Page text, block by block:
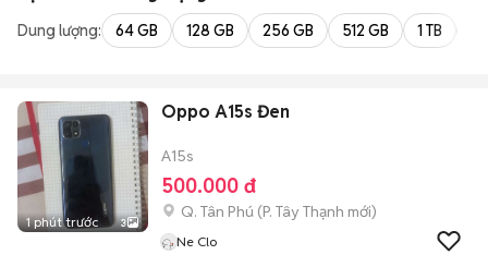
Dung lượng: 64 GB 128 GB 256 GB 512 GB 1 TB
1 phút trước 3
Oppo A15s Đen
A15s
500.000 đ
Q. Tân Phú (P. Tây Thạnh mới)
Ne Clo